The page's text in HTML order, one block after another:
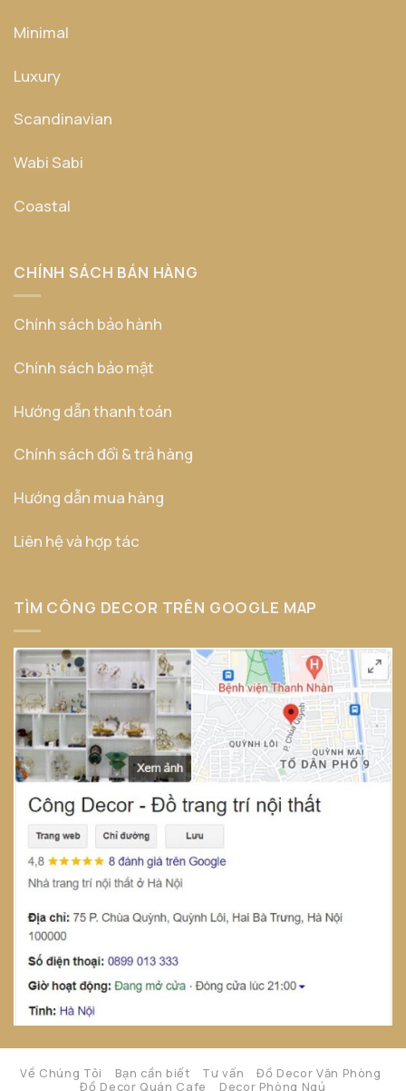
Minimal
Luxury
Scandinavian
Wabi Sabi
Coastal
CHÍNH SÁCH BÁN HÀNG
Chính sách bảo hành
Chính sách bảo mật
Hướng dẫn thanh toán
Chính sách đổi & trả hàng
Hướng dẫn mua hàng
Liên hệ và hợp tác
TÌM CÔNG DECOR TRÊN GOOGLE MAP
Về Chúng Tôi Bạn cần biết Tư vấn
Đồ Decor Văn Phòng
Đồ Decor Quán Cafe
Decor Phòng Ngủ